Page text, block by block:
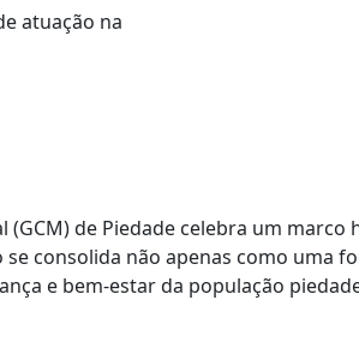
(GCM) de Piedade celebra um marco
consolida não apenas como uma
e bem-estar da população